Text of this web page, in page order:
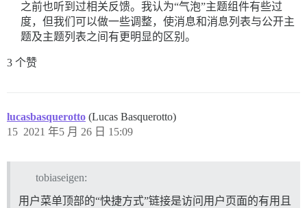
之前也听到过相关反馈。我认为“气泡”主题组件有些过
度，但我们可以做一些调整，使消息和消息列表与公开主
题及主题列表之间有更明显的区别。
3 个赞
lucasbasquerotto (Lucas Basquerotto)
2021 年5 月 26 日 15:09
15
tobiaseigen:
用户菜单顶部的“快捷方式”链接是访问用户页面的有用且